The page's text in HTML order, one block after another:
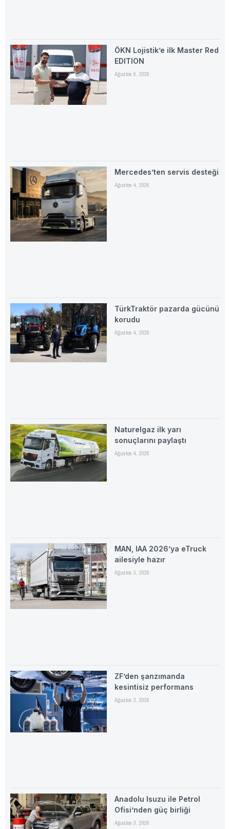
ÖKN Lojistik’e ilk Master Red
EDITION
Ağustos 6, 2026
Mercedes’ten servis desteği
Ağustos 4, 2026
TürkTraktör pazarda gücünü
korudu
Ağustos 4, 2026
Naturelgaz ilk yarı
sonuçlarını paylaştı
Ağustos 4, 2026
MAN, IAA 2026’ya eTruck
ailesiyle hazır
Ağustos 3, 2026
ZF’den şanzımanda
kesintisiz performans
Ağustos 3, 2026
Anadolu Isuzu ile Petrol
Ofisi’nden güç birliği
Ağustos 3, 2026